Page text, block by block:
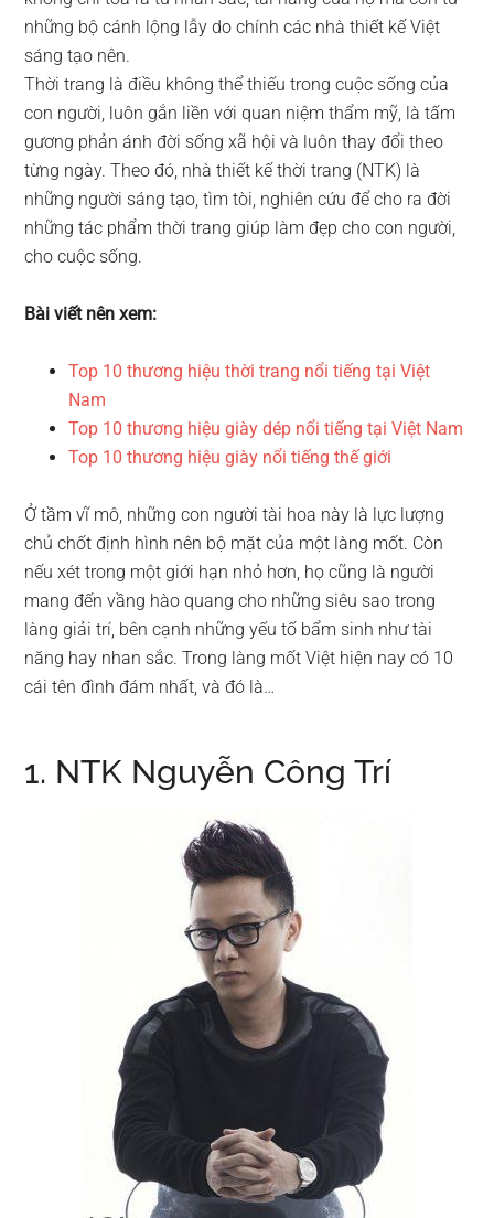
những bộ cánh lộng lẫy do chính các nhà thiết kế Việt
sáng tạo nên.
Thời trang là điều không thể thiếu trong cuộc sống của
con người, luôn gắn liền với quan niệm thẩm mỹ, là tấm
gương phản ánh đời sống xã hội và luôn thay đổi theo
từng ngày. Theo đó, nhà thiết kế thời trang (NTK) là
những người sáng tạo, tìm tòi, nghiên cứu để cho ra đời
những tác phẩm thời trang giúp làm đẹp cho con người,
cho cuộc sống.
Bài viết nên xem:
Top 10 thương hiệu thời trang nổi tiếng tại Việt
Nam
Top 10 thương hiệu giày dép nổi tiếng tại Việt Nam
Top 10 thương hiệu giày nổi tiếng thế giới
Ở tầm vĩ mô, những con người tài hoa này là lực lượng
chủ chốt định hình nên bộ mặt của một làng mốt. Còn
nếu xét trong một giới hạn nhỏ hơn, họ cũng là người
mang đến vầng hào quang cho những siêu sao trong
làng giải trí, bên cạnh những yếu tố bẩm sinh như tài
năng hay nhan sắc. Trong làng mốt Việt hiện nay có 10
cái tên đình đám nhất, và đó là…
1. NTK Nguyễn Công Trí